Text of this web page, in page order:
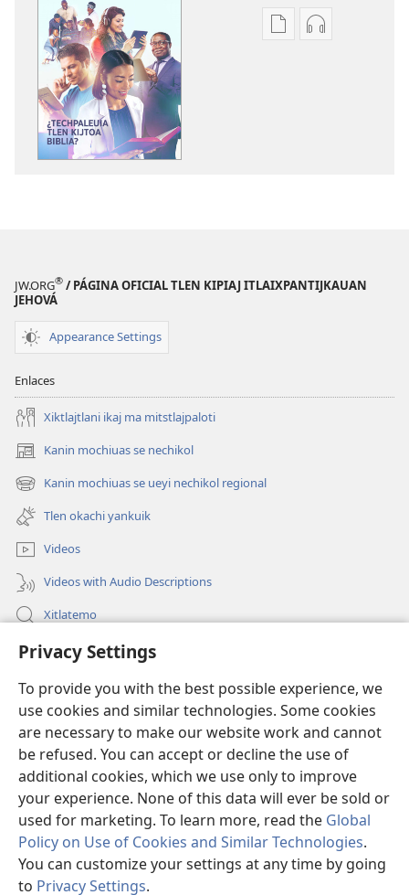
Privacy Settings
To provide you with the best possible experience, we
use cookies and similar technologies. Some cookies
are necessary to make our website work and cannot
be refused. You can accept or decline the use of
additional cookies, which we use only to improve
your experience. None of this data will ever be sold or
used for marketing. To learn more, read the Global
Policy on Use of Cookies and Similar Technologies.
You can customize your settings at any time by going
to Privacy Settings.
XikinkixtiXikkixti
JW.ORG® / PÁGINA OFICIAL TLEN KIPIAJ ITLAIXPANTIJKAUAN
JEHOVÁ
Appearance Settings
Enlaces
Xiktlajtlani ikaj ma mitstlajpaloti
Kanin mochiuas se nechikol
(xiktlapo
okse
ventana)
Kanin mochiuas se ueyi nechikol regional
(xiktlapo
okse
ventana)
Tlen okachi yankuik
Videos
Videos with Audio Descriptions
Xitlatemo
Tlapaleuilistli
Donaciones
(xiktlapo
okse
ventana)AMATLAJKUILOLMEJ ITECH INTERNET Watchtower™
(xiktlapo
okse
JW Hub ®
(xiktlapo
okse
ventana)
Copyright© 2026 Watch Tower Bible and Tract Society of Pennsylvania.